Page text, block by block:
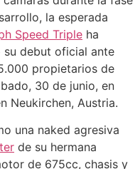
la esperada
Speed Triple ha
su debut oficial ante
propietarios de
30 de junio, en
Neukirchen, Austria.
una naked agresiva
de su hermana
de 675cc, chasis y